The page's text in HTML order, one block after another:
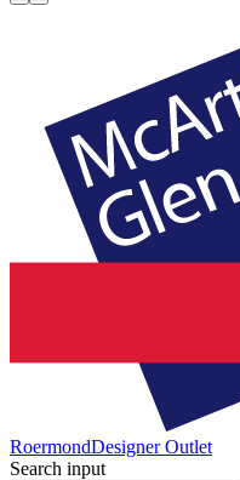
RoermondDesigner Outlet
Search input